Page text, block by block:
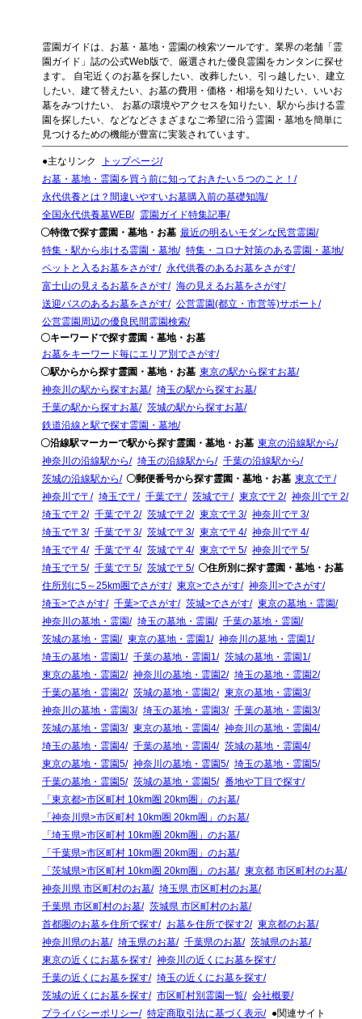
霊園ガイドは、お墓・墓地・霊園の検索ツールです。業界の老舗「霊
園ガイド」誌の公式Web版で、厳選された優良霊園をカンタンに探せ
ます。 自宅近くのお墓を探したい、改葬したい、引っ越したい、建立
したい、建て替えたい、お墓の費用・価格・相場を知りたい、いいお
墓をみつけたい、 お墓の環境やアクセスを知りたい、駅から歩ける霊
園を探したい、などなどさまざまなご希望に沿う霊園・墓地を簡単に
見つけるための機能が豊富に実装されています。
●主なリンク
トップページ
お墓・墓地・霊園を買う前に知っておきたい５つのこと！
永代供養とは？間違いやすいお墓購入前の基礎知識
全国永代供養墓WEB
霊園ガイド特集記事
〇特徴で探す霊園・墓地・お墓 最近の明るいモダンな民営霊園
特集・駅から歩ける霊園・墓地
特集・コロナ対策のある霊園・墓地
ペットと入るお墓をさがす
永代供養のあるお墓をさがす
富士山の見えるお墓をさがす
海の見えるお墓をさがす
送迎バスのあるお墓をさがす
公営霊園(都立・市営等)サポート
公営霊園周辺の優良民間霊園検索
〇キーワードで探す霊園・墓地・お墓
お墓をキーワード毎にエリア別でさがす
〇駅からから探す霊園・墓地・お墓 東京の駅から探すお墓
神奈川の駅から探すお墓
埼玉の駅から探すお墓
千葉の駅から探すお墓
茨城の駅から探すお墓
鉄道沿線と駅で探す霊園・墓地
〇沿線駅マーカーで駅から探す霊園・墓地・お墓 東京の沿線駅から
神奈川の沿線駅から
埼玉の沿線駅から
千葉の沿線駅から
茨城の沿線駅から
〇郵便番号から探す霊園・墓地・お墓 東京で〒
神奈川で〒
埼玉で〒 千葉で〒 茨城で〒 東京で〒2
神奈川で〒2
埼玉で〒2
千葉で〒2 茨城で〒2 東京で〒3
神奈川で〒3
埼玉で〒3
千葉で〒3 茨城で〒3 東京で〒4
神奈川で〒4
埼玉で〒4
千葉で〒4 茨城で〒4 東京で〒5
神奈川で〒5
埼玉で〒5
千葉で〒5 茨城で〒5
〇住所別に探す霊園・墓地・お墓
住所別に5～25km圏でさがす
東京>でさがす
神奈川>でさがす
埼玉>でさがす
千葉>でさがす 茨城>でさがす
東京の墓地・霊園
神奈川の墓地・霊園
埼玉の墓地・霊園
千葉の墓地・霊園
茨城の墓地・霊園
東京の墓地・霊園1
神奈川の墓地・霊園1
埼玉の墓地・霊園1
千葉の墓地・霊園1
茨城の墓地・霊園1
東京の墓地・霊園2
神奈川の墓地・霊園2
埼玉の墓地・霊園2
千葉の墓地・霊園2
茨城の墓地・霊園2
東京の墓地・霊園3
神奈川の墓地・霊園3
埼玉の墓地・霊園3
千葉の墓地・霊園3
茨城の墓地・霊園3
東京の墓地・霊園4
神奈川の墓地・霊園4
埼玉の墓地・霊園4
千葉の墓地・霊園4
茨城の墓地・霊園4
東京の墓地・霊園5
神奈川の墓地・霊園5
埼玉の墓地・霊園5
千葉の墓地・霊園5
茨城の墓地・霊園5
番地や丁目で探す
「東京都>市区町村 10km圏 20km圏」のお墓
「神奈川県>市区町村 10km圏 20km圏」のお墓
「埼玉県>市区町村 10km圏 20km圏」のお墓
「千葉県>市区町村 10km圏 20km圏」のお墓
「茨城県>市区町村 10km圏 20km圏」のお墓
東京都 市区町村のお墓
神奈川県 市区町村のお墓
埼玉県 市区町村のお墓
千葉県 市区町村のお墓
茨城県 市区町村のお墓
首都圏のお墓を住所で探す
お墓を住所で探す2
東京都のお墓
神奈川県のお墓
埼玉県のお墓 千葉県のお墓
茨城県のお墓
東京の近くにお墓を探す
神奈川の近くにお墓を探す
千葉の近くにお墓を探す
埼玉の近くにお墓を探す
茨城の近くにお墓を探す
市区町村別霊園一覧
会社概要
プライバシーポリシー
特定商取引法に基づく表示 ●関連サイト